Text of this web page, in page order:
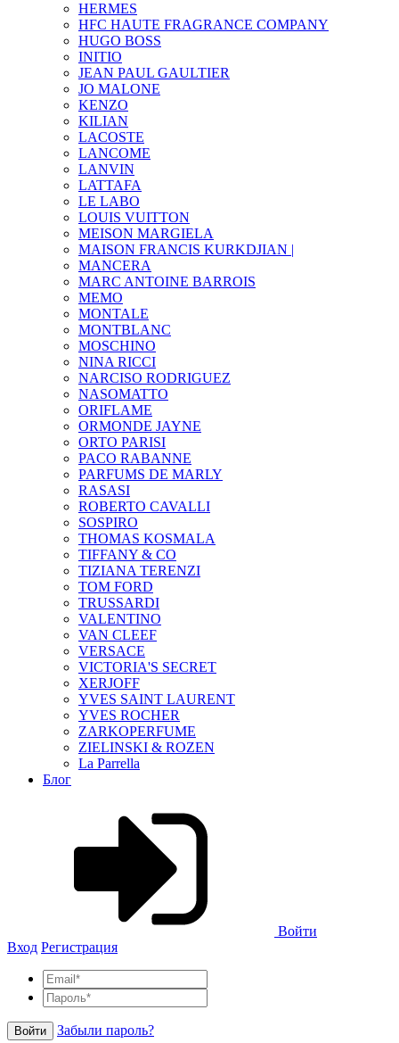
HERMES
HFC HAUTE FRAGRANCE COMPANY
HUGO BOSS
INITIO
JEAN PAUL GAULTIER
JO MALONE
KENZO
KILIAN
LACOSTE
LANCOME
LANVIN
LATTAFA
LE LABO
LOUIS VUITTON
MEISON MARGIELA
MAISON FRANCIS KURKDJIAN |
MANCERA
MARC ANTOINE BARROIS
MEMO
MONTALE
MONTBLANC
MOSCHINO
NINA RICCI
NARCISO RODRIGUEZ
NASOMATTO
ORIFLAME
ORMONDE JAYNE
ORTO PARISI
PACO RABANNE
PARFUMS DE MARLY
RASASI
ROBERTO CAVALLI
SOSPIRO
THOMAS KOSMALA
TIFFANY & CO
TIZIANA TERENZI
TOM FORD
TRUSSARDI
VALENTINO
VAN CLEEF
VERSACE
VICTORIA'S SECRET
XERJOFF
YVES SAINT LAURENT
YVES ROCHER
ZARKOPERFUME
ZIELINSKI & ROZEN
La Parrella
Блог
Войти
Вход Регистрация
Войти Забыли пароль?